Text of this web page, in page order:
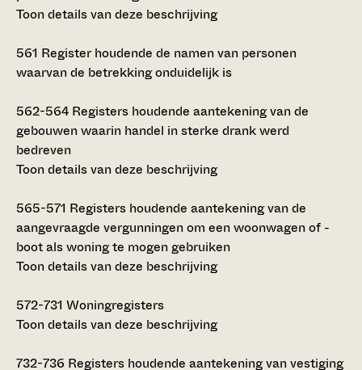
Toon details van deze beschrijving
561 Register houdende de namen van personen
waarvan de betrekking onduidelijk is
562-564 Registers houdende aantekening van de
gebouwen waarin handel in sterke drank werd
bedreven
Toon details van deze beschrijving
565-571 Registers houdende aantekening van de
aangevraagde vergunningen om een woonwagen of -
boot als woning te mogen gebruiken
Toon details van deze beschrijving
572-731 Woningregisters
Toon details van deze beschrijving
732-736 Registers houdende aantekening van vestiging